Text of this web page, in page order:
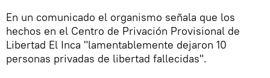
En un comunicado el organismo señala que los
hechos en el Centro de Privación Provisional de
Libertad El Inca "lamentablemente dejaron 10
personas privadas de libertad fallecidas".